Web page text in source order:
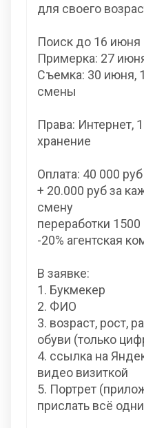
для своего
Поиск до 16 июня
Примерка: 27
Съемка: 30 июня,
смены
Права: Интернет,
хранение
Оплата: 40 000
+ 20.000 руб за
смену
переработки 1500
-20% агентская
В заявке:
1. Букмекер
2. ФИО
3. возраст, рост,
обуви (только
4. ссылка на
видео визиткой
5. Портрет
прислать всё